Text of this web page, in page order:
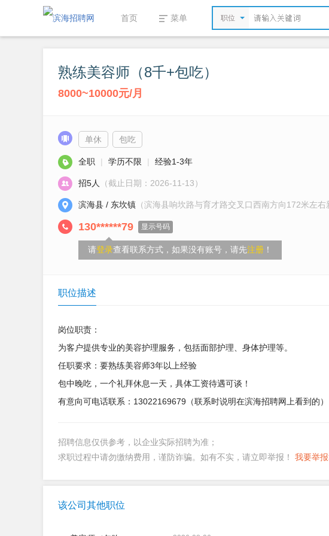
首页 菜单 职位
熟练美容师（8千+包吃）
8000~10000元/月
单休 包吃
全职 | 学历不限 | 经验1-3年
招5人 （截止日期：2026-11-13）
滨海县 / 东坎镇 （滨海县响坎路与育才路交叉口西南方向172米左右
130******79 显示号码
请登录查看联系方式，如果没有账号，请先注册 ！
职位描述
岗位职责：
为客户提供专业的美容护理服务，包括面部护理、身体护理等。
任职要求：要熟练美容师3年以上经验
包中晚吃，一个礼拜休息一天，具体工资待遇可谈！
有意向可电话联系：13022169679（联系时说明在滨海招聘网上看到的）
招聘信息仅供参考，以企业实际招聘为准；
求职过程中请勿缴纳费用，谨防诈骗。如有不实，请立即举报！ 我要举
该公司其他职位